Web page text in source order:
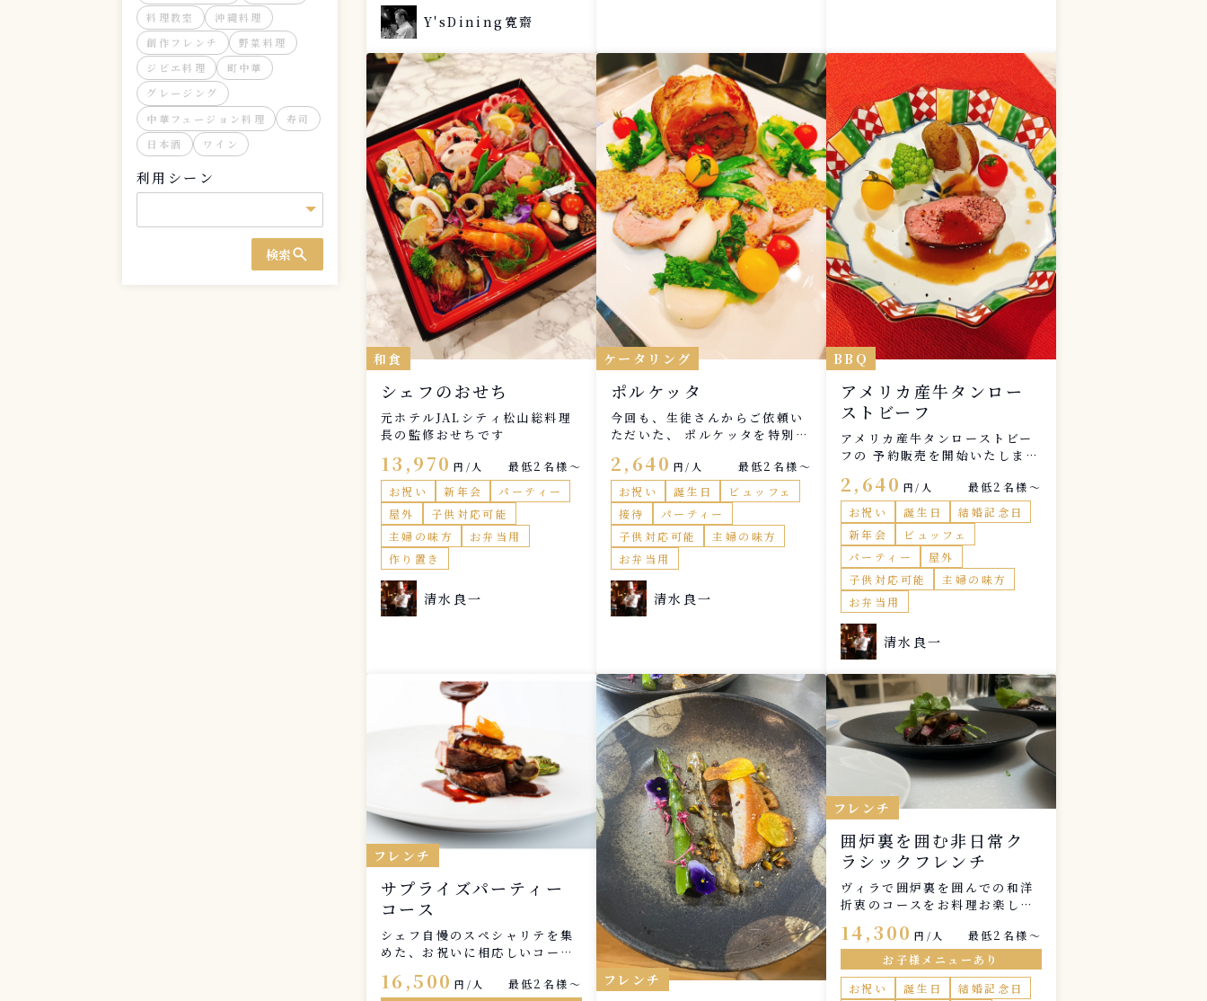
料理教室
沖縄料理
創作フレンチ
野菜料理
ジビエ料理
町中華
グレージング
中華フュージョン料理
寿司
日本酒
ワイン
利用シーン
検索search
Y'sDining寛齋
和食
シェフのおせち
元ホテルJALシティ松山総料理
長の監修おせちです
13,970 円/人
最低2名様〜
お祝い
新年会
パーティー
屋外
子供対応可能
主婦の味方
お弁当用
作り置き
清水良一
ケータリング
ポルケッタ
今回も、生徒さんからご依頼い
ただいた、 ポルケッタを特別販
き豚❣️ とも言える、郷土料理で
す‼️🫡 国産の豚肩ロースを開い
て、ローズマリー、タイム、パ
セリ、にんにく、オリーブオイ
ルなどを巻き込み、低温調理で
柔らかく仕上げ、フライパンで
しっかり焼き色をつけてから、
カットして提供します‼️🇮🇹
2,640 円/人
最低2名様〜
お祝い
誕生日
ビュッフェ
接待
パーティー
子供対応可能
主婦の味方
お弁当用
清水良一
BBQ
アメリカ産牛タンロー
ストビーフ
アメリカ産牛タンローストビー
フの 予約販売を開始いたします
で、ソース付き 300g以上、1k
gまでの目方販売にさせて頂き
ます 今月31日までに、DMに
て。ご予約お願いいたします。
尚、冷凍保存も可能なので、取
りに来られない方は 冷凍保存し
ておきますので、お申し付けく
ださいませ。
2,640 円/人
最低2名様〜
お祝い
誕生日
結婚記念日
新年会
ビュッフェ
パーティー
屋外
子供対応可能
主婦の味方
お弁当用
清水良一
フレンチ
サプライズパーティー
コース
シェフ自慢のスペシャリテを集
めた、お祝いに相応しいコース
プロポーズや、お食い初め等々
16,500 円/人
最低2名様〜
フレンチ
フレンチ
囲炉裏を囲む非日常ク
ラシックフレンチ
ヴィラで囲炉裏を囲んでの和洋
折衷のコースをお料理お楽しみ
取り入れたクラシックフレンチ
です。 宿泊先で非日常空間を楽
しんでいただけます。
14,300 円/人
最低2名様〜
お子様メニューあり
お祝い
誕生日
結婚記念日